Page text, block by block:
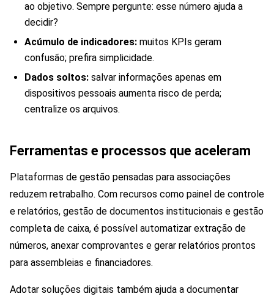
ao objetivo. Sempre pergunte: esse número ajuda a
decidir?
Acúmulo de indicadores: muitos KPIs geram
confusão; prefira simplicidade.
Dados soltos: salvar informações apenas em
dispositivos pessoais aumenta risco de perda;
centralize os arquivos.
Ferramentas e processos que aceleram
Plataformas de gestão pensadas para associações
reduzem retrabalho. Com recursos como painel de controle
e relatórios, gestão de documentos institucionais e gestão
completa de caixa, é possível automatizar extração de
números, anexar comprovantes e gerar relatórios prontos
para assembleias e financiadores.
Adotar soluções digitais também ajuda a documentar